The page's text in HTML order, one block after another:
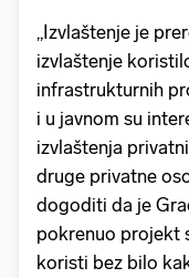
„Izvlaštenje je
izvlaštenje
infrastrukturnih
i u javnom su
izvlaštenja
druge privatne
dogoditi da je
pokrenuo projekt
koristi bez bilo